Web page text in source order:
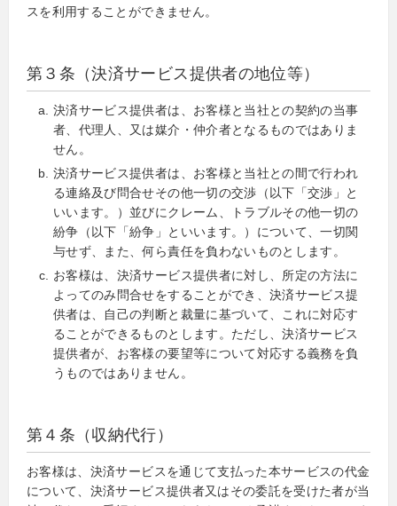
スを利用することができません。
第３条（決済サービス提供者の地位等）
決済サービス提供者は、お客様と当社との契約の当事
者、代理人、又は媒介・仲介者となるものではありま
せん。
決済サービス提供者は、お客様と当社との間で行われ
る連絡及び問合せその他一切の交渉（以下「交渉」と
いいます。）並びにクレーム、トラブルその他一切の
紛争（以下「紛争」といいます。）について、一切関
与せず、また、何ら責任を負わないものとします。
お客様は、決済サービス提供者に対し、所定の方法に
よってのみ問合せをすることができ、決済サービス提
供者は、自己の判断と裁量に基づいて、これに対応す
ることができるものとします。ただし、決済サービス
提供者が、お客様の要望等について対応する義務を負
うものではありません。
第４条（収納代行）
お客様は、決済サービスを通じて支払った本サービスの代金
について、決済サービス提供者又はその委託を受けた者が当